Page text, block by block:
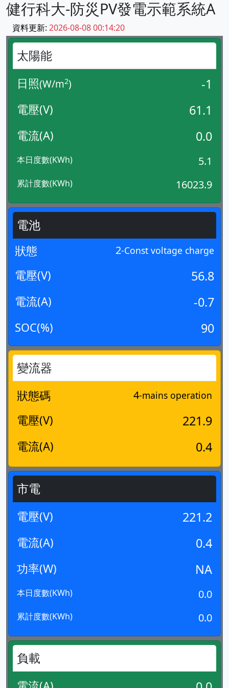
健行科大-防災PV發電示範系統A
資料更新: 2026-08-08 00:14:20
太陽能
日照(W/m2) -1
電壓(V) 61.1
電流(A) 0.0
本日度數(KWh) 5.1
累計度數(KWh) 16023.9
電池
狀態 2-Const voltage charge
電壓(V) 56.8
電流(A) -0.7
SOC(%) 90
變流器
狀態碼 4-mains operation
電壓(V) 221.9
電流(A) 0.4
市電
電壓(V) 221.2
電流(A) 0.4
功率(W) NA
本日度數(KWh) 0.0
累計度數(KWh) 0.0
負載